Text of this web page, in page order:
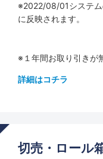
※2022/08/01システム
に反映されます。
※１年間お取り引きが
詳細はコチラ
切売・ロール